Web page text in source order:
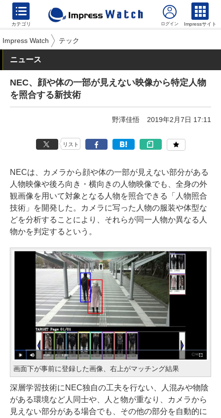
カテゴリ Impressサイト
Impress Watch テック
ニュース
NEC、顔や体の一部が見えない映像から特定人物
を照合する新技術
野澤佳悟 2019年2月7日 17:11
リスト
NECは、カメラから顔や体の一部が見えない部分がある
人物映像や後ろ向き・横向きの人物映像でも、全身の外
観画像を用いて対象となる人物を照合できる「人物照合
技術」を開発した。カメラに写った人物の服装や体型な
どを分析することにより、それらが同一人物か異なる人
物かを判定するという。
画面下が事前に登録した画像、右上がマッチング結果
深層学習技術にNEC独自の工夫を行ない、人混みや物陰
がある環境など人同士や、人と物が重なり、カメラから
見えない部分がある場合でも、その他の部分を自動的に